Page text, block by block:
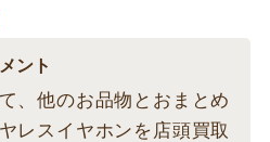
ント
、他のお品物とおまとめ
レスイヤホンを店頭買取